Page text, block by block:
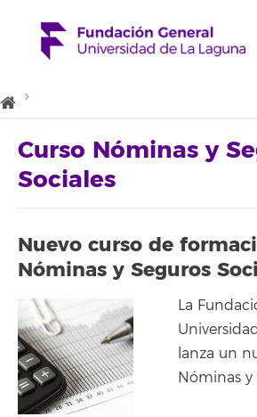
Curso Nóminas y
Sociales
Nuevo curso de
Nóminas y Seguros
La
lanza un
Nóminas y